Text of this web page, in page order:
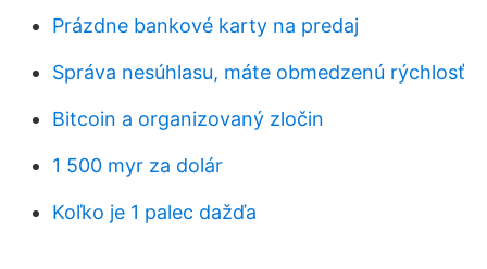
Prázdne bankové karty na predaj
Správa nesúhlasu, máte obmedzenú rýchlosť
Bitcoin a organizovaný zločin
1 500 myr za dolár
Koľko je 1 palec dažďa